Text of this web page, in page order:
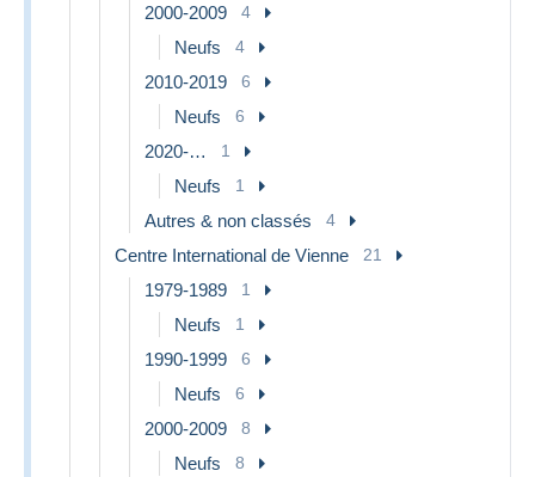
2000-2009 4
Neufs 4
2010-2019 6
Neufs 6
2020-… 1
Neufs 1
Autres & non classés 4
Centre International de Vienne 21
1979-1989 1
Neufs 1
1990-1999 6
Neufs 6
2000-2009 8
Neufs 8